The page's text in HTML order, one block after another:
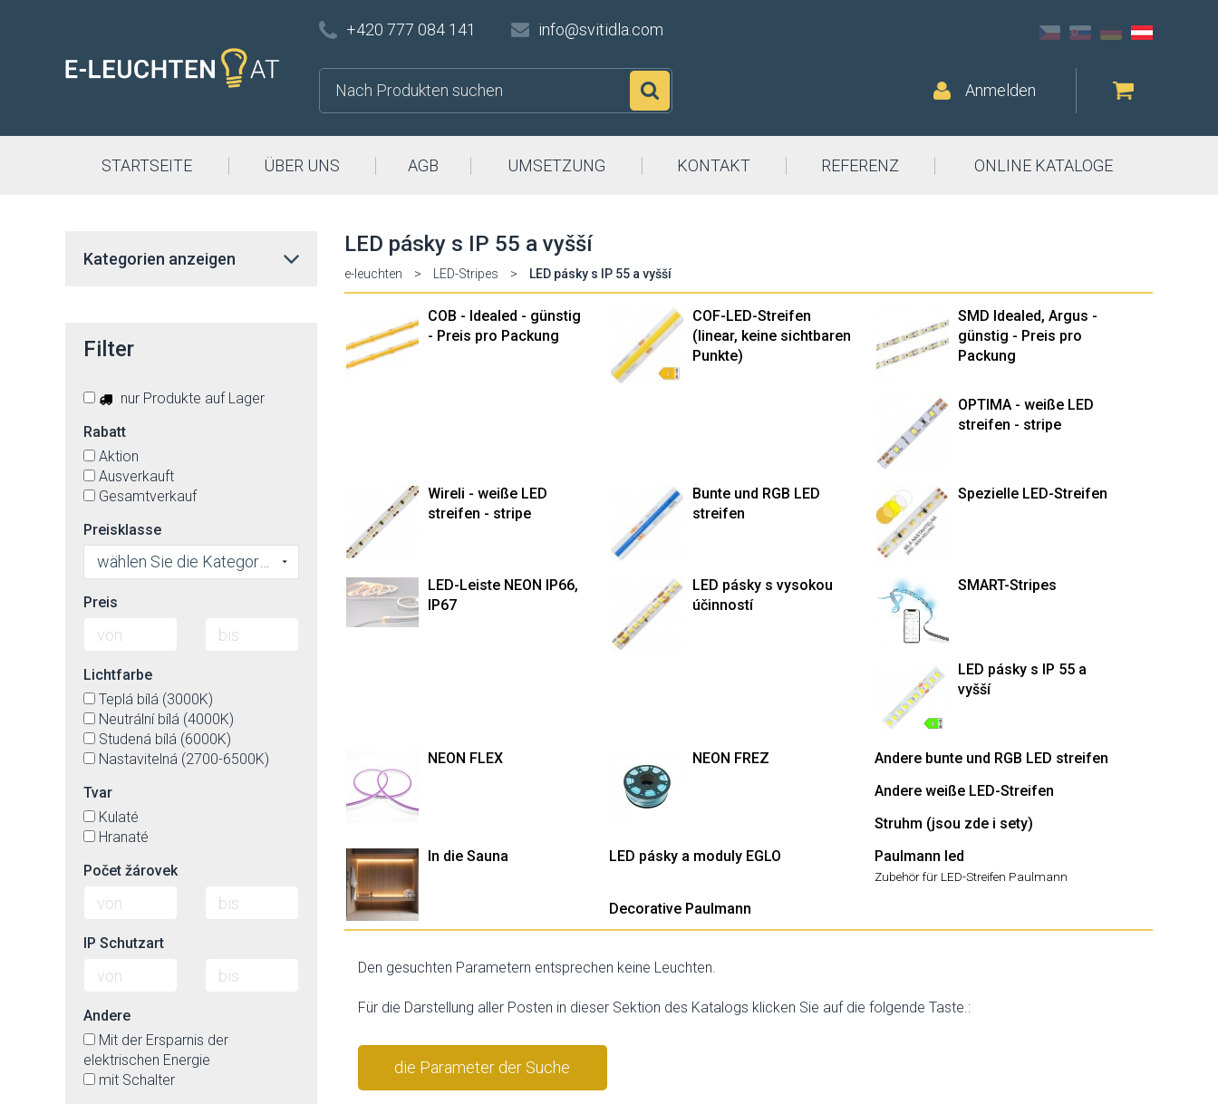
+420 777 084 141 info@svitidla.com
Anmelden
STARTSEITE ÜBER UNS AGB UMSETZUNG KONTAKT REFERENZ ONLINE KATALOGE
LED pásky s IP 55 a vyšší
e-leuchten > LED-Stripes > LED pásky s IP 55 a vyšší
COB - Idealed - günstig
- Preis pro Packung
COF-LED-Streifen
(linear, keine sichtbaren
Punkte)
SMD Idealed, Argus -
günstig - Preis pro
Packung
OPTIMA - weiße LED
streifen - stripe
Wireli - weiße LED
streifen - stripe
Bunte und RGB LED
streifen
Spezielle LED-Streifen
LED-Leiste NEON IP66,
IP67
LED pásky s vysokou
účinností
SMART-Stripes
LED pásky s IP 55 a
vyšší
NEON FLEX NEON FREZ
Andere bunte und RGB LED streifen
Andere weiße LED-Streifen
Struhm (jsou zde i sety)
In die Sauna
LED pásky a moduly EGLO Paulmann led
Zubehör für LED-Streifen Paulmann
Decorative Paulmann
Den gesuchten Parametern entsprechen keine Leuchten.
Für die Darstellung aller Posten in dieser Sektion des Katalogs klicken Sie auf die folgende Taste.:
die Parameter der Suche
Kategorien anzeigen
Filter
nur Produkte auf Lager
Rabatt
Aktion
Ausverkauft
Gesamtverkauf
Preisklasse
Preis
Lichtfarbe
Teplá bílá (3000K)
Neutrální bílá (4000K)
Studená bílá (6000K)
Nastavitelná (2700-6500K)
Tvar
Kulaté
Hranaté
Počet žárovek
IP Schutzart
Andere
Mit der Ersparnis der
elektrischen Energie
mit Schalter